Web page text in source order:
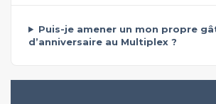
Puis-je amener un mon propre
d’anniversaire au Multiplex ?